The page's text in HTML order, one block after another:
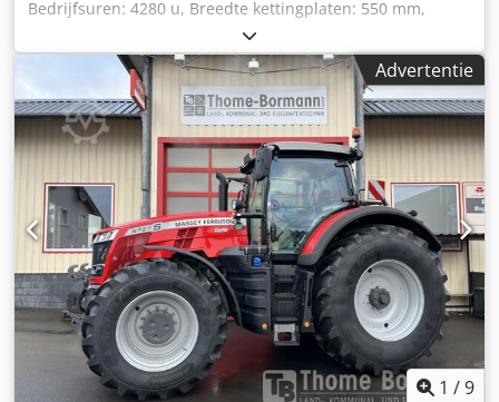
Bedrijfsuren: 4280 u, Breedte kettingplaten: 550 mm,
Spoorbreedte: 1520 mm, Kettingoplegging: 2090 mm,
Onderstel lengte: 2080 mm, Schildbreedte: 3000 mm,
Machinedimensies L/B/H: ca. 52050 mm/1900 mm/1850
mm, Gewicht: ca. 10000 kg. Bezichtigen ter plaatse is
mogelijk. Dkedpfxozf Ncvo Aqwer
Advertentie
1 /9